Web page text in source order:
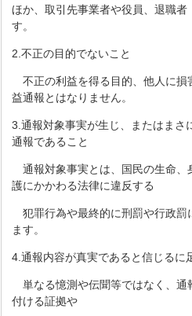
ほか、取引先事業者や役員、退職者
す。
2.不正の目的でないこと
不正の利益を得る目的、他人に損
益通報とはなりません。
3.通報対象事実が生じ、またはまさ
通報であること
通報対象事実とは、国民の生命、
護にかかわる法律に違反する
犯罪行為や最終的に刑罰や行政罰
ます。
4.通報内容が真実であると信じるに
単なる憶測や伝聞等ではなく、通
付ける証拠や